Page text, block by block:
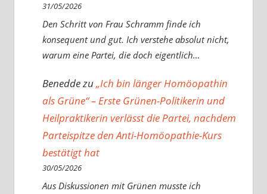
31/05/2026
Den Schritt von Frau Schramm finde ich
konsequent und gut. Ich verstehe absolut nicht,
warum eine Partei, die doch eigentlich…
Beneddezu„Ich bin länger Homöopathin
als Grüne“ – Erste Grünen-Politikerin und
Heilpraktikerin verlässt die Partei, nachdem
Parteispitze den Anti-Homöopathie-Kurs
bestätigt hat
30/05/2026
Aus Diskussionen mit Grünen musste ich